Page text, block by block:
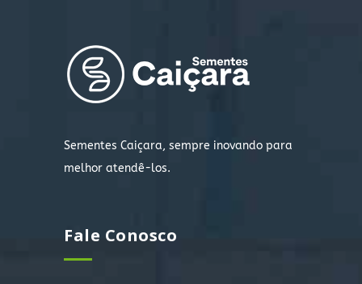
Sementes Caiçara, sempre inovando para
melhor atendê-los.
Fale Conosco